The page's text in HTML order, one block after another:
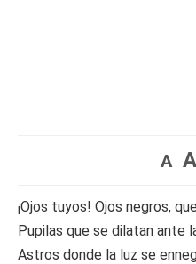
A A
¡Ojos tuyos! Ojos negros,
Pupilas que se dilatan ante
Astros donde la luz se